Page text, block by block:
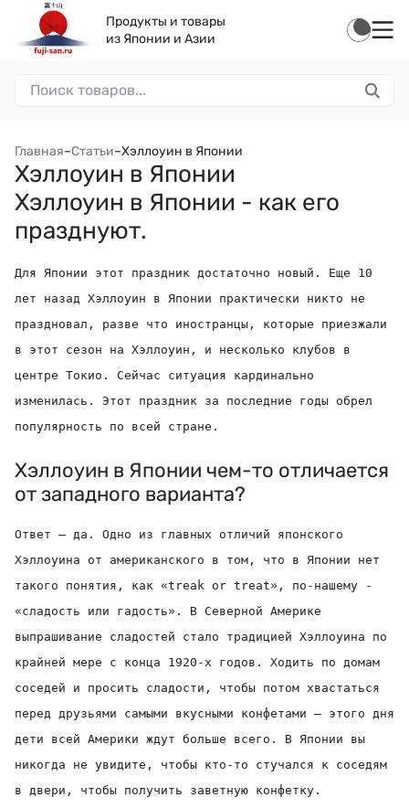
Продукты и товары
из Японии и Азии
Главная–Статьи–Хэллоуин в Японии
Хэллоуин в Японии
Хэллоуин в Японии - как его
празднуют.
Для Японии этот праздник достаточно новый. Еще 10
лет назад Хэллоуин в Японии практически никто не
праздновал, разве что иностранцы, которые приезжали
в этот сезон на Хэллоуин, и несколько клубов в
центре Токио. Сейчас ситуация кардинально
изменилась. Этот праздник за последние годы обрел
популярность по всей стране.
Хэллоуин в Японии чем-то отличается
от западного варианта?
Ответ — да.
Одно из главных отличий японского
Хэллоуина от американского в том, что в Японии нет
такого понятия, как «treak or treat», по-нашему -
«сладость или гадость». В Северной Америке
выпрашивание сладостей стало традицией Хэллоуина по
крайней мере с конца 1920-х годов. Ходить по домам
соседей и просить сладости, чтобы потом хвастаться
перед друзьями самыми вкусными конфетами – этого дня
дети всей Америки ждут больше всего. В Японии вы
никогда не увидите, чтобы кто-то стучался к соседям
в двери, чтобы получить заветную конфетку.